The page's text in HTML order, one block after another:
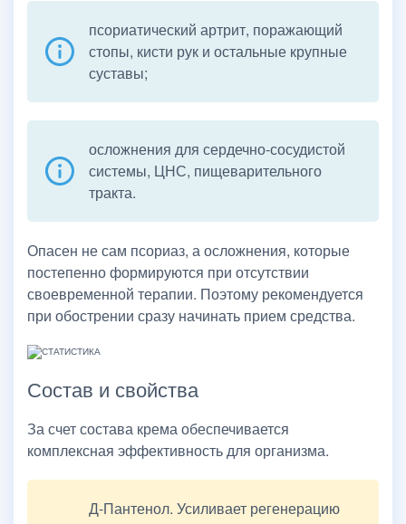
псориатический артрит, поражающий
стопы, кисти рук и остальные крупные
суставы;
осложнения для сердечно-сосудистой
системы, ЦНС, пищеварительного
тракта.
Опасен не сам псориаз, а осложнения, которые
постепенно формируются при отсутствии
своевременной терапии. Поэтому рекомендуется
при обострении сразу начинать прием средства.
Состав и свойства
За счет состава крема обеспечивается
комплексная эффективность для организма.
Д-Пантенол. Усиливает регенерацию